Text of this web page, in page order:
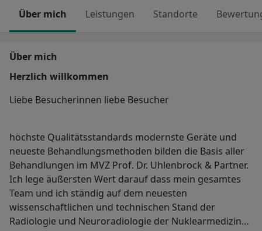
Über mich Leistungen Standorte
Über mich
Herzlich willkommen
Liebe Besucherinnen liebe Besucher
höchste Qualitätsstandards modernste Geräte und
neueste Behandlungsmethoden bilden die Basis aller
Behandlungen im MVZ Prof. Dr. Uhlenbrock & Partner.
Ich lege äußersten Wert darauf dass mein gesamtes
Team und ich ständig auf dem neuesten
wissenschaftlichen und technischen Stand der
Radiologie und Neuroradiologie der Nuklearmedizin